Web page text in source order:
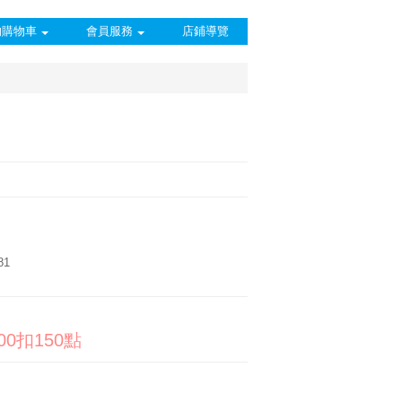
物車 會員服務 店鋪導覽
扣150點